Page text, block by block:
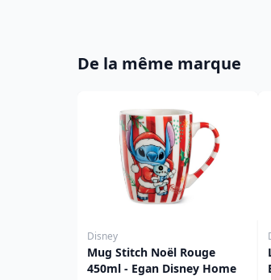
De la même marque
Disney
Mug Stitch Noël Rouge
450ml - Egan Disney Home